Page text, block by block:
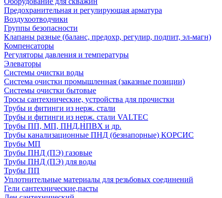
Предохранительная и регулирующая арматура
Воздухоотводчики
Группы безопасности
Клапаны разные (баланс, предохр, регулир, подпит, эл-магн)
Компенсаторы
Регуляторы давления и температуры
Элеваторы
Системы очистки воды
Система очистки промышленная (заказные позиции)
Системы очистки бытовые
Тросы сантехнические, устройства для прочистки
Трубы и фитинги из нерж. стали
Трубы и фитинги из нерж. стали VALTEC
Трубы ПП, МП, ПНД,НПВХ и др.
Трубы канализационные ПНД (безнапорные) КОРСИС
Трубы МП
Трубы ПНД (ПЭ) газовые
Трубы ПНД (ПЭ) для воды
Трубы ПП
Уплотнительные материалы для резьбовых соединений
Гели сантехнические,пасты